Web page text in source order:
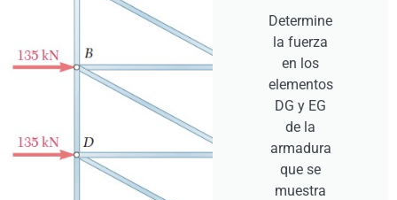
Determine
la fuerza
en los
elementos
DG y EG
de la
armadura
que se
muestra